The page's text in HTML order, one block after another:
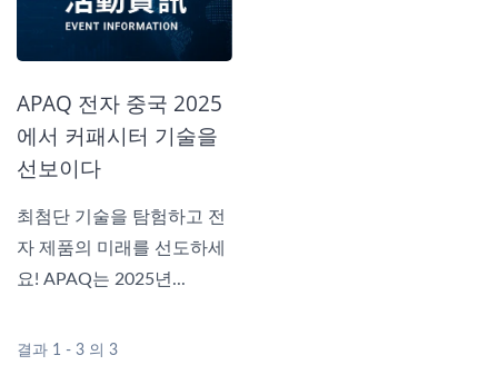
APAQ 전자 중국 2025
에서 커패시터 기술을
선보이다
최첨단 기술을 탐험하고 전
자 제품의 미래를 선도하세
요! APAQ는 2025년...
결과 1 - 3 의 3